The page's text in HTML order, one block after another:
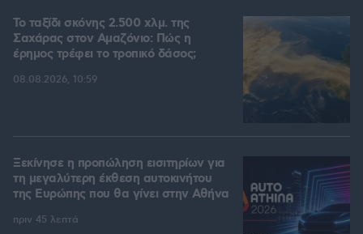
Το ταξίδι σκόνης 2.500 χλμ. της
Σαχάρας στον Αμαζόνιο: Πώς η
έρημος τρέφει το τροπικό δάσος;
08.08.2026, 10:59
Ξεκίνησε η προπώληση εισιτηρίων για
τη μεγαλύτερη έκθεση αυτοκινήτου
της Ευρώπης που θα γίνει στην Αθήνα
πριν 45 λεπτά